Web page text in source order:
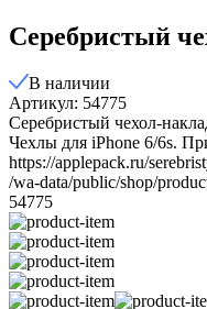
Серебристый
В наличии
Артикул: 54775
Серебристый чехол-
Чехлы для iPhone 6/6s.
https://applepack.ru/
/wa-data/public/shop/
54775